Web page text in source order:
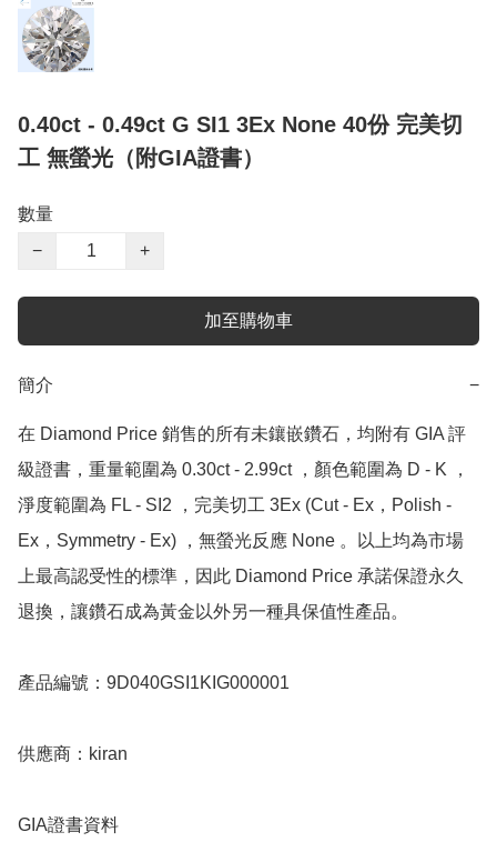
0.40ct - 0.49ct G SI1 3Ex None 40份 完美切
工 無螢光（附GIA證書）
數量
−
+
加至購物車
簡介 −
在 Diamond Price 銷售的所有未鑲嵌鑽石，均附有 GIA 評
級證書，重量範圍為 0.30ct - 2.99ct ，顏色範圍為 D - K ，
淨度範圍為 FL - SI2 ，完美切工 3Ex (Cut - Ex，Polish -
Ex，Symmetry - Ex) ，無螢光反應 None 。以上均為市場
上最高認受性的標準，因此 Diamond Price 承諾保證永久
退換，讓鑽石成為黃金以外另一種具保值性產品。
產品編號：9D040GSI1KIG000001
供應商：kiran
GIA證書資料